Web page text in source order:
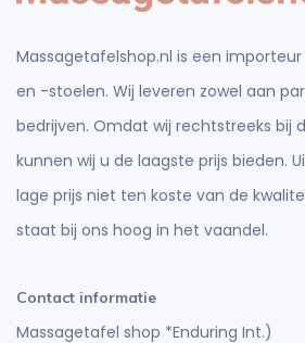
Massagetafelshop.nl is een
en -stoelen. Wij leveren zowel aan
bedrijven. Omdat wij rechtstreeks bij
kunnen wij u de laagste prijs bieden.
lage prijs niet ten koste van de
staat bij ons hoog in het vaandel.
Contact informatie
Massagetafel shop *Enduring Int.)